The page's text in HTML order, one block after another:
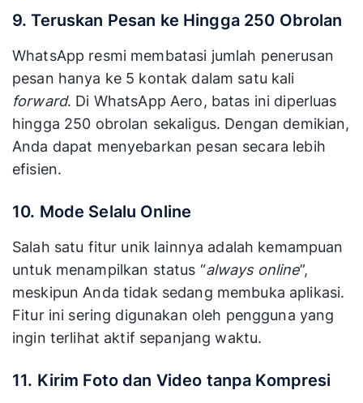
9. Teruskan Pesan ke Hingga 250 Obrolan
WhatsApp resmi membatasi jumlah penerusan
pesan hanya ke 5 kontak dalam satu kali
forward. Di WhatsApp Aero, batas ini diperluas
hingga 250 obrolan sekaligus. Dengan demikian,
Anda dapat menyebarkan pesan secara lebih
efisien.
10. Mode Selalu Online
Salah satu fitur unik lainnya adalah kemampuan
untuk menampilkan status “always online”,
meskipun Anda tidak sedang membuka aplikasi.
Fitur ini sering digunakan oleh pengguna yang
ingin terlihat aktif sepanjang waktu.
11. Kirim Foto dan Video tanpa Kompresi